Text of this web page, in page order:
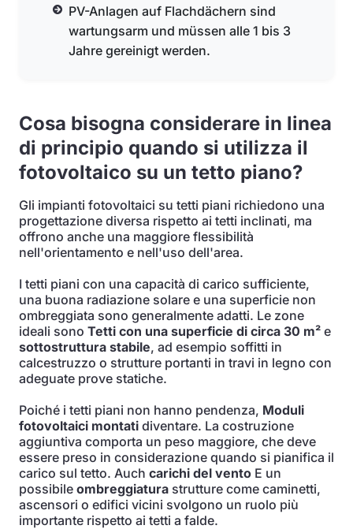
PV-Anlagen auf Flachdächern sind
wartungsarm und müssen alle 1 bis 3
Jahre gereinigt werden.
Cosa bisogna considerare in linea
di principio quando si utilizza il
fotovoltaico su un tetto piano?
Gli impianti fotovoltaici su tetti piani richiedono una
progettazione diversa rispetto ai tetti inclinati, ma
offrono anche una maggiore flessibilità
nell'orientamento e nell'uso dell'area.
I tetti piani con una capacità di carico sufficiente,
una buona radiazione solare e una superficie non
ombreggiata sono generalmente adatti. Le zone
ideali sono Tetti con una superficie di circa 30 m² e
sottostruttura stabile, ad esempio soffitti in
calcestruzzo o strutture portanti in travi in legno con
adeguate prove statiche.
Poiché i tetti piani non hanno pendenza, Moduli
fotovoltaici montati diventare. La costruzione
aggiuntiva comporta un peso maggiore, che deve
essere preso in considerazione quando si pianifica il
carico sul tetto. Auch carichi del vento E un
possibile ombreggiatura strutture come caminetti,
ascensori o edifici vicini svolgono un ruolo più
importante rispetto ai tetti a falde.